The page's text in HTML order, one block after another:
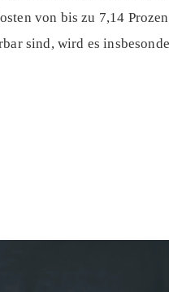
von bis zu 7,14
sind, wird es